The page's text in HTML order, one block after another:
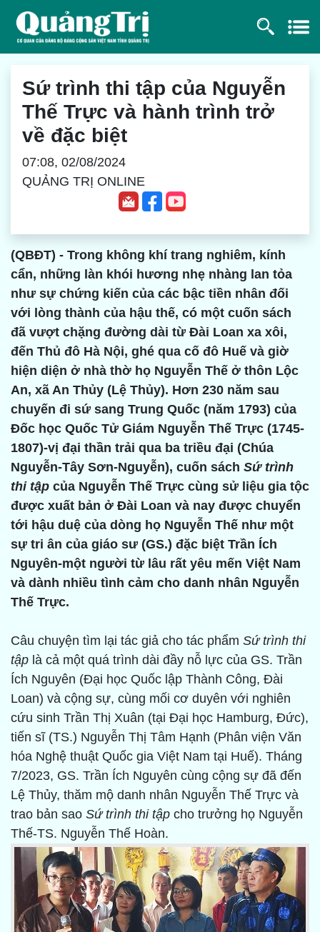
Sứ trình thi tập của Nguyễn
Thế Trực và hành trình trở
về đặc biệt
07:08, 02/08/2024
QUẢNG TRỊ ONLINE
(QBĐT) - Trong không khí trang nghiêm, kính
cẩn, những làn khói hương nhẹ nhàng lan tỏa
như sự chứng kiến của các bậc tiền nhân đối
với lòng thành của hậu thế, có một cuốn sách
đã vượt chặng đường dài từ Đài Loan xa xôi,
đến Thủ đô Hà Nội, ghé qua cố đô Huế và giờ
hiện diện ở nhà thờ họ Nguyễn Thế ở thôn Lộc
An, xã An Thủy (Lệ Thủy). Hơn 230 năm sau
chuyến đi sứ sang Trung Quốc (năm 1793) của
Đốc học Quốc Tử Giám Nguyễn Thế Trực (1745-
1807)-vị đại thần trải qua ba triều đại (Chúa
Nguyễn-Tây Sơn-Nguyễn), cuốn sách Sứ trình
thi tập của Nguyễn Thế Trực cùng sử liệu gia tộc
được xuất bản ở Đài Loan và nay được chuyển
tới hậu duệ của dòng họ Nguyễn Thế như một
sự tri ân của giáo sư (GS.) đặc biệt Trần Ích
Nguyên-một người từ lâu rất yêu mến Việt Nam
và dành nhiều tình cảm cho danh nhân Nguyễn
Thế Trực.
Câu chuyện tìm lại tác giả cho tác phẩm Sứ trình thi
tập là cả một quá trình dài đầy nỗ lực của GS. Trần
Ích Nguyên (Đại học Quốc lập Thành Công, Đài
Loan) và cộng sự, cùng mối cơ duyên với nghiên
cứu sinh Trần Thị Xuân (tại Đại học Hamburg, Đức),
tiến sĩ (TS.) Nguyễn Thị Tâm Hạnh (Phân viện Văn
hóa Nghệ thuật Quốc gia Việt Nam tại Huế). Tháng
7/2023, GS. Trần Ích Nguyên cùng cộng sự đã đến
Lệ Thủy, thăm mộ danh nhân Nguyễn Thế Trực và
trao bản sao Sứ trình thi tập cho trưởng họ Nguyễn
Thế-TS. Nguyễn Thế Hoàn.